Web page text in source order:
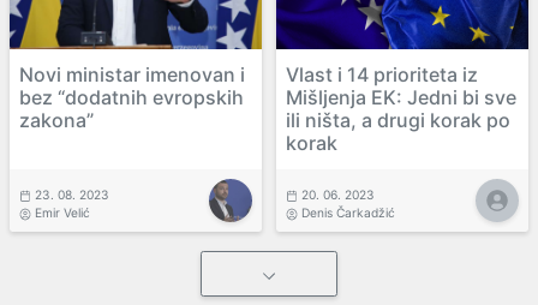
Novi ministar imenovan i
bez “dodatnih evropskih
zakona”
23. 08. 2023
Emir Velić
Vlast i 14 prioriteta iz
Mišljenja EK: Jedni bi sve
ili ništa, a drugi korak po
korak
20. 06. 2023
Denis Čarkadžić